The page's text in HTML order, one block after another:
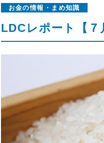
お金の情報・まめ知識
LDCレポート【７